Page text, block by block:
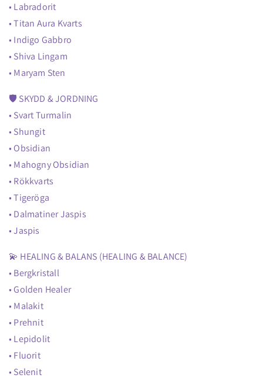
• Labradorit
• Titan Aura Kvarts
• Indigo Gabbro
• Shiva Lingam
• Maryam Sten
🛡️ SKYDD & JORDNING
• Svart Turmalin
• Shungit
• Obsidian
• Mahogny Obsidian
• Rökkvarts
• Tigeröga
• Dalmatiner Jaspis
• Jaspis
💫 HEALING & BALANS (HEALING & BALANCE)
• Bergkristall
• Golden Healer
• Malakit
• Prehnit
• Lepidolit
• Fluorit
• Selenit